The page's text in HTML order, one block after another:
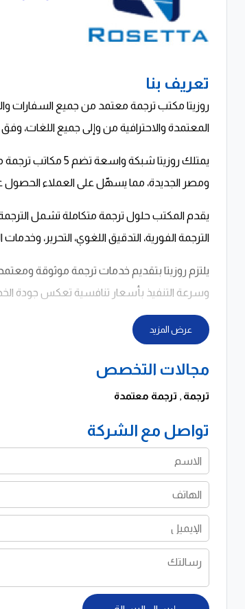
تعريف بنا
المعتمدة والاحترافية من وإلى جميع اللغات، وفق
يمتلك روزيتا
ومصر الجديدة، مما يسهّل على العملاء
يقدم المكتب حلول ترجمة متكاملة تشمل الترجمة
الترجمة الفورية، التدقيق اللغوي، التحرير،
يلتزم روزيتا بتقديم خدمات ترجمة موثوقة
وسرعة التنفيذ بأسعار تنافسية تعكس جودة
عرض المزيد
مجالات التخصص
ترجمة , ترجمة معتمدة
تواصل مع الشركة